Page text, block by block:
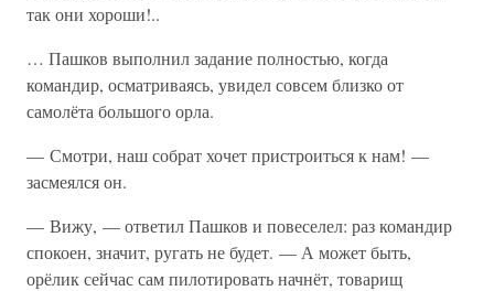
так они хороши!..
… Пашков выполнил задание полностью, когда
командир, осматриваясь, увидел совсем близко от
самолёта большого орла.
— Смотри, наш собрат хочет пристроиться к нам! —
засмеялся он.
— Вижу, — ответил Пашков и повеселел: раз командир
спокоен, значит, ругать не будет. — А может быть,
орёлик сейчас сам пилотировать начнёт, товарищ